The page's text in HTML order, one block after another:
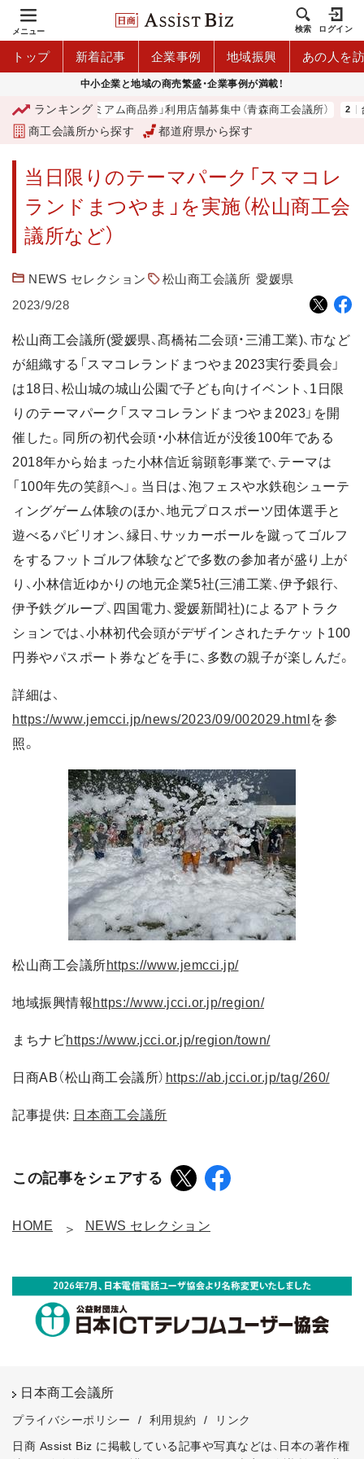
メニュー 検索 ログイン
トップ 新着記事 企業事例 地域振興 あの人を
中小企業と地域の商売繁盛・企業事例が満載！
ランキング
「青森市プレミアム商品券」利用店舗募集中（青森商工会議所）
商工会議所から探す 都道府県から探す
当日限りのテーマパーク「スマコレ
ランドまつやま」を実施（松山商工会
議所など）
NEWS セレクション 松山商工会議所 愛媛県
2023/9/28
松山商工会議所(愛媛県、髙橋祐二会頭・三浦工業)、市など
が組織する「スマコレランドまつやま2023実行委員会」
は18日、松山城の城山公園で子ども向けイベント、1日限
りのテーマパーク「スマコレランドまつやま2023」を開
催した。同所の初代会頭・小林信近が没後100年である
2018年から始まった小林信近翁顕彰事業で、テーマは
「100年先の笑顔へ」。当日は、泡フェスや水鉄砲シューテ
ィングゲーム体験のほか、地元プロスポーツ団体選手と
遊べるパビリオン、縁日、サッカーボールを蹴ってゴルフ
をするフットゴルフ体験などで多数の参加者が盛り上が
り、小林信近ゆかりの地元企業5社(三浦工業、伊予銀行、
伊予鉄グループ、四国電力、愛媛新聞社)によるアトラク
ションでは、小林初代会頭がデザインされたチケット100
円券やパスポート券などを手に、多数の親子が楽しんだ。
詳細は、
https://www.jemcci.jp/news/2023/09/002029.html を参
照。
松山商工会議所https://www.jemcci.jp/
地域振興情報 https://www.jcci.or.jp/region/
まちナビhttps://www.jcci.or.jp/region/town/
日商AB（松山商工会議所） https://ab.jcci.or.jp/tag/260/
記事提供: 日本商工会議所
この記事をシェアする
HOME NEWS セレクション
日本商工会議所
プライバシーポリシー / 利用規約 /
リンク
日商 Assist Biz に掲載している記事や写真などは、日本の著作権